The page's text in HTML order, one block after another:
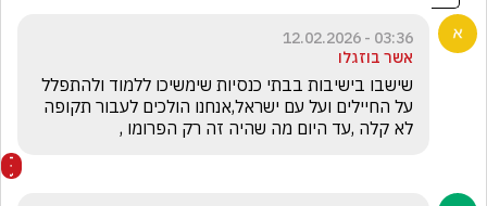
03:36 - 12.02.2026
אשר בוזגלו
לא קלה ,עד היום מה שהיה זה רק הפרומו ,